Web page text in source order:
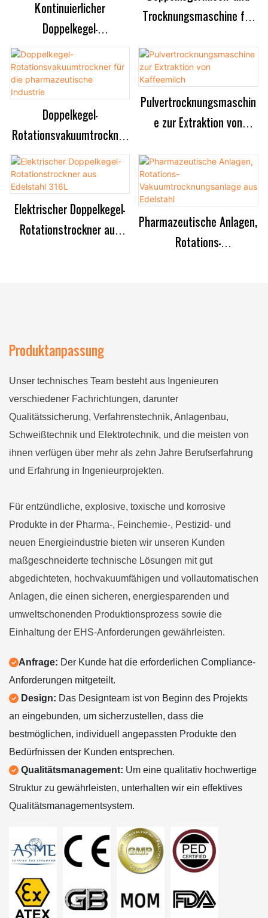
Kontinuierlicher
Doppelkegel-
Rotationsmischer,
industrieller
pharmazeutischer
Pulvermischer
Trocknungsmaschine für
mit Klingen
Doppelkegel-
Rotationsvakuumtrockner
für die pharmazeutische
Industrie
Pulvertrocknungsmaschin
e zur Extraktion von
Elektrischer Doppelkegel-
Rotationstrockner aus
Pharmazeutische Anlagen,
Rotations-
Produktanpassung
Unser technisches Team besteht aus Ingenieuren
verschiedener Fachrichtungen, darunter
Qualitätssicherung, Verfahrenstechnik, Anlagenbau,
Schweißtechnik und Elektrotechnik, und die meisten von
ihnen verfügen über mehr als zehn Jahre Berufserfahrung
und Erfahrung in Ingenieurprojekten.
Für entzündliche, explosive, toxische und korrosive
Produkte in der Pharma-, Feinchemie-, Pestizid- und
neuen Energieindustrie bieten wir unseren Kunden
maßgeschneiderte technische Lösungen mit gut
abgedichteten, hochvakuumfähigen und vollautomatischen
Anlagen, die einen sicheren, energiesparenden und
umweltschonenden Produktionsprozess sowie die
Einhaltung der EHS-Anforderungen gewährleisten.
Anfrage: Der Kunde hat die erforderlichen Compliance-
Anforderungen mitgeteilt.
Design: Das Designteam ist von Beginn des Projekts
an eingebunden, um sicherzustellen, dass die
bestmöglichen, individuell angepassten Produkte den
Bedürfnissen der Kunden entsprechen.
Qualitätsmanagement: Um eine qualitativ hochwertige
Struktur zu gewährleisten, unterhalten wir ein effektives
Qualitätsmanagementsystem.